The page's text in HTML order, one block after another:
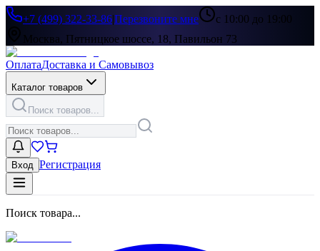
+7 (499) 322-33-86|Перезвоните мне
с 10:00 до 19:00
Москва, Пятницкое шоссе, 18, Павильон 73
ОплатаДоставка и Самовывоз
Каталог товаров
Поиск товаров...
Вход Регистрация
Поиск товара...